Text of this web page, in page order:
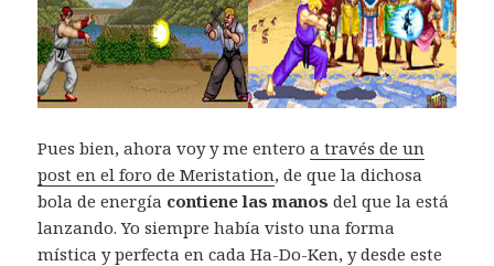
Pues bien, ahora voy y me enteroa través de un
post en el foro de Meristation, de que la dichosa
bola de energía contiene las manos del que la está
lanzando. Yo siempre había visto una forma
mística y perfecta en cada Ha-Do-Ken, y desde este